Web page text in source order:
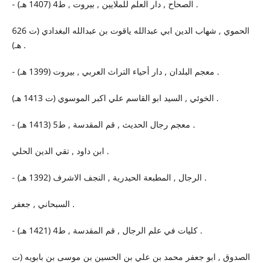
- الصحاح , دار العلم للملايين , بيروت , ط4 (1407 هـ) .
الحموي , شهاب الدين ابي عبدالله ياقوت بن عبدالله البغدادي (ت 626
هـ) .
- معجم البلدان , دار أحياء التراث العربي , بيروت (1399 هـ) .
الخوئي , السيد ابو القاسم علي اكبر الموسوي (ت 1413 هـ) .
- معجم رجال الحديث , قم المقدسة , ط5 (1413 هـ) .
ابن داود , تقي الدين الحلي .
- الرجال , المطبعة الحيدرية , النجف الاشرف (1392 هـ) .
السبحاني , جعفر .
- كليات في علم الرجال , قم المقدسة , ط4 (1421 هـ) .
الصدوق , ابو جعفر محمد بن علي بن الحسين بن موسى بن بابويه (ت